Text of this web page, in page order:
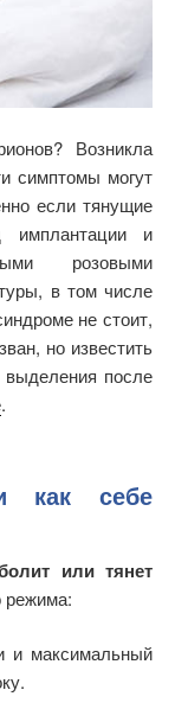
Возникла
симптомы могут
если тянущие
имплантации и
розовыми
в том числе
не стоит,
но известить
после
.
как себе
или тянет
режима:
и максимальный